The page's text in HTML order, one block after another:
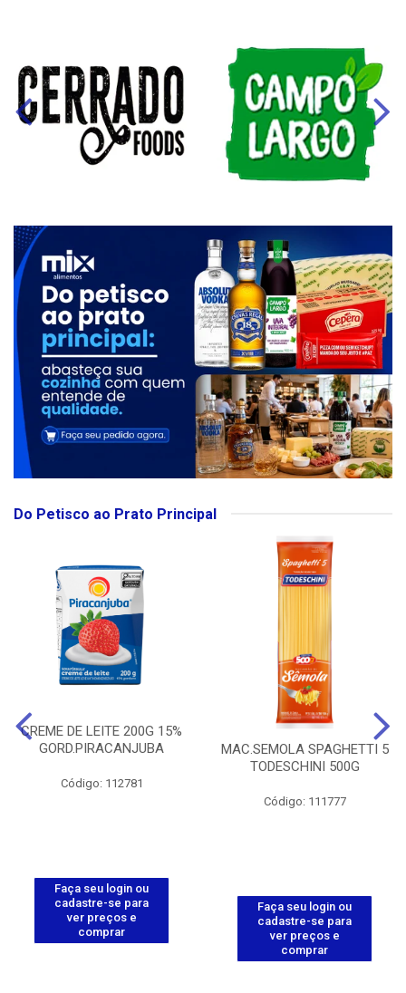
Do Petisco ao Prato Principal
CREME DE LEITE 200G 15%
GORD.PIRACANJUBA
Código: 112781
Faça seu login ou
cadastre-se para
ver preços e
comprar
MAC.SEMOLA SPAGHETTI 5
TODESCHINI 500G
Código: 111777
Faça seu login ou
cadastre-se para
ver preços e
comprar